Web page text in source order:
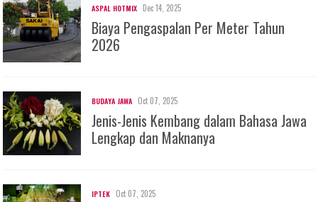
ASPAL HOTMIX Dec 14, 2025
Biaya Pengaspalan Per Meter Tahun
2026
BUDAYA JAWA Oct 07, 2025
Jenis-Jenis Kembang dalam Bahasa Jawa
Lengkap dan Maknanya
IPTEK Oct 07, 2025